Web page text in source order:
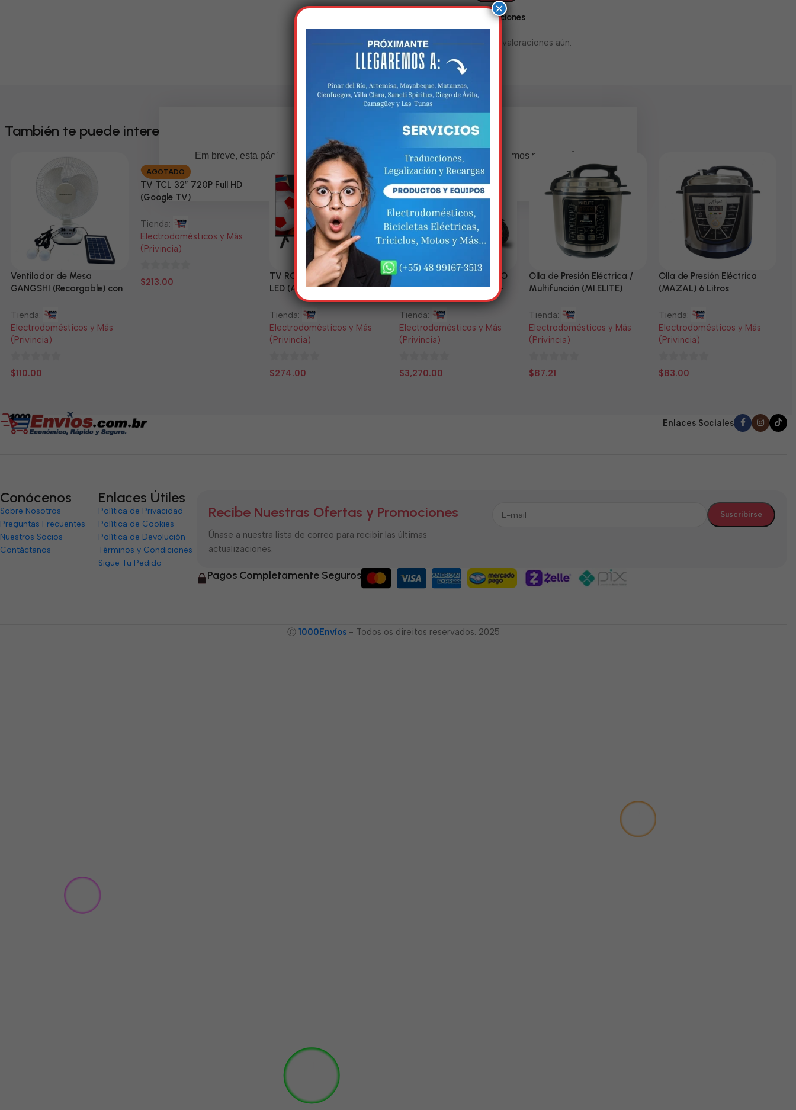
Valoraciones
No hay valoraciones aún.
También te puede interesar
Ventilador de Mesa
GANGSHI (Recargable) con
Tienda:
Electrodomésticos y Más
(Privincia)
0
$110.00
AGOTADO
TV TCL 32” 720P Full HD
(Google TV)
Tienda:
Electrodomésticos y Más
(Privincia)
0
$213.00
TV RCA 43” 1080P Full HD
LED (Android Smart TV)
Tienda:
Electrodomésticos y Más
(Privincia)
0
$274.00
Triciclo Eléctrico (MODELO
ZJ150-R) 60V/45~52AH-
1200W
Tienda:
Electrodomésticos y Más
(Privincia)
0
$3,270.00
Olla de Presión Eléctrica /
Multifunción (MI.ELITE)
Tienda:
Electrodomésticos y Más
(Privincia)
0
$87.21
Olla de Presión Eléctrica
(MAZAL) 6 Litros
Tienda:
Electrodomésticos y Más
(Privincia)
0
$83.00
Enlaces Sociales
Conócenos
Sobre Nosotros
Preguntas Frecuentes
Nuestros Socios
Contáctanos
Enlaces Útiles
Política de Privacidad
Política de Cookies
Política de Devolución
Términos y Condiciones
Sigue Tu Pedido
Recibe Nuestras Ofertas y Promociones
Únase a nuestra lista de correo para recibir las últimas
actualizaciones.
Pagos Completamente Seguros
Ⓒ 1000Envíos - Todos os direitos reservados. 2025
×
Estamos trabalhando nisso!
Em breve, esta página estará disponível com novidades incríveis. Agradecemos pela paciência e
compreensão.